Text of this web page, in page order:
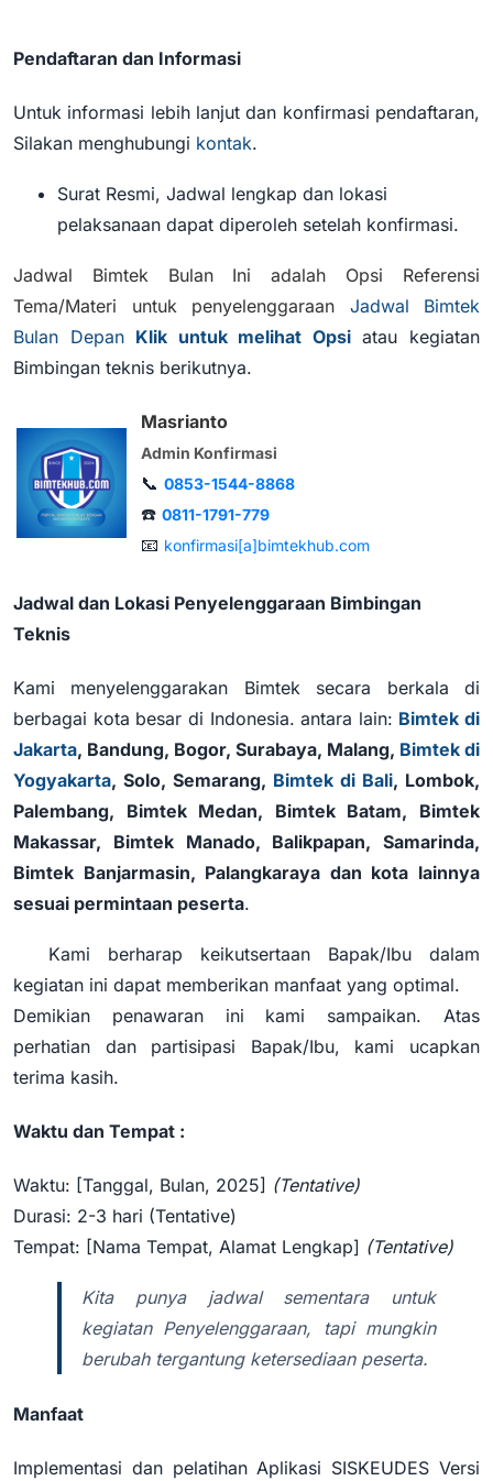
Pendaftaran dan Informasi
Untuk informasi lebih lanjut dan konfirmasi pendaftaran,
Silakan menghubungi kontak.
Surat Resmi, Jadwal lengkap dan lokasi
pelaksanaan dapat diperoleh setelah konfirmasi.
Jadwal Bimtek Bulan Ini adalah Opsi Referensi
Tema/Materi untuk penyelenggaraan
Jadwal Bimtek
Bulan Depan Klik untuk melihat Opsiatau kegiatan
Bimbingan teknis berikutnya.
Masrianto
Admin Konfirmasi
📞 0853-1544-8868
☎️ 0811-1791-779
📧 konfirmasi[a]bimtekhub.com
Jadwal dan Lokasi Penyelenggaraan Bimbingan
Teknis
Kami menyelenggarakan Bimtek secara berkala di
berbagai kota besar di Indonesia. antara lain: Bimtek di
Jakarta, Bandung, Bogor, Surabaya, Malang, Bimtek di
Yogyakarta, Solo, Semarang, Bimtek di Bali, Lombok,
Palembang, Bimtek Medan, Bimtek Batam, Bimtek
Makassar, Bimtek Manado, Balikpapan, Samarinda,
Bimtek Banjarmasin, Palangkaraya dan kota lainnya
sesuai permintaan peserta.
Kami berharap keikutsertaan Bapak/Ibu dalam
kegiatan ini dapat memberikan manfaat yang optimal.
Demikian penawaran ini kami sampaikan. Atas
perhatian dan partisipasi Bapak/Ibu, kami ucapkan
terima kasih.
Waktu dan Tempat :
Waktu: [Tanggal, Bulan, 2025] (Tentative)
Durasi: 2-3 hari (Tentative)
Tempat: [Nama Tempat, Alamat Lengkap] (Tentative)
Kita punya jadwal sementara untuk
kegiatan Penyelenggaraan, tapi mungkin
berubah tergantung ketersediaan peserta.
Manfaat
Implementasi dan pelatihan Aplikasi SISKEUDES Versi